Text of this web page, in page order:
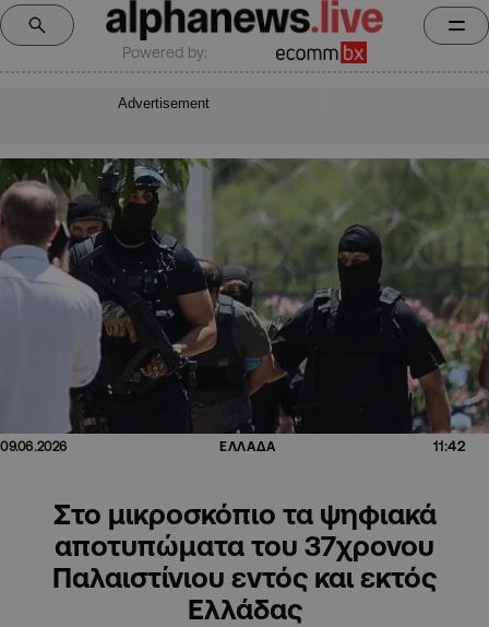
Powered by:
Advertisement
09.06.2026 ΕΛΛΑΔΑ 11:42
Στο μικροσκόπιο τα ψηφιακά
αποτυπώματα του 37χρονου
Παλαιστίνιου εντός και εκτός
Ελλάδας